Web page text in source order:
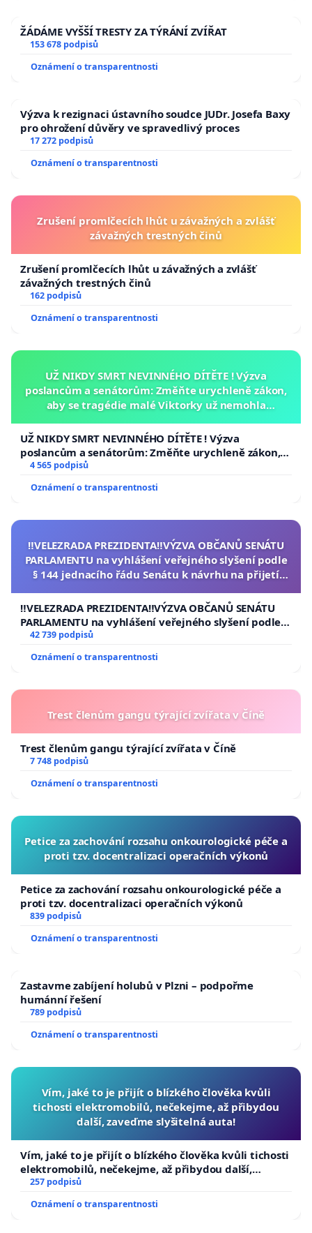
ŽÁDÁME VYŠŠÍ TRESTY ZA TÝRÁNÍ ZVÍŘAT
153 678 podpisů
Oznámení o transparentnosti
Výzva k rezignaci ústavního soudce JUDr. Josefa Baxy
pro ohrožení důvěry ve spravedlivý proces
17 272 podpisů
Oznámení o transparentnosti
Zrušení promlčecích lhůt u závažných a zvlášť
závažných trestných činů
Zrušení promlčecích lhůt u závažných a zvlášť
závažných trestných činů
162 podpisů
Oznámení o transparentnosti
UŽ NIKDY SMRT NEVINNÉHO DÍTĚTE ! Výzva
poslancům a senátorům: Změňte urychleně zákon,
aby se tragédie malé Viktorky už nemohla
UŽ NIKDY SMRT NEVINNÉHO DÍTĚTE ! Výzva
poslancům a senátorům: Změňte urychleně zákon,
aby se tragédie malé Viktorky už nemohla opakovat!
4 565 podpisů
Oznámení o transparentnosti
‼️VELEZRADA PREZIDENTA‼️VÝZVA OBČANŮ SENÁTU
PARLAMENTU na vyhlášení veřejného slyšení podle
§ 144 jednacího řádu Senátu k návrhu na přijetí
republiky
‼️VELEZRADA PREZIDENTA‼️VÝZVA OBČANŮ SENÁTU
PARLAMENTU na vyhlášení veřejného slyšení podle §
144 jednacího řádu Senátu k návrhu na přijetí
usnesení k podání ústavní žaloby na prezidenta
republiky
42 739 podpisů
Oznámení o transparentnosti
Trest členům gangu týrající zvířata v Číně
Trest členům gangu týrající zvířata v Číně
7 748 podpisů
Oznámení o transparentnosti
Petice za zachování rozsahu onkourologické péče a
proti tzv. docentralizaci operačních výkonů
Petice za zachování rozsahu onkourologické péče a
proti tzv. docentralizaci operačních výkonů
839 podpisů
Oznámení o transparentnosti
Zastavme zabíjení holubů v Plzni – podpořme
humánní řešení
789 podpisů
Oznámení o transparentnosti
Vím, jaké to je přijít o blízkého člověka kvůli
tichosti elektromobilů, nečekejme, až přibydou
další, zaveďme slyšitelná auta!
Vím, jaké to je přijít o blízkého člověka kvůli tichosti
elektromobilů, nečekejme, až přibydou další,
zaveďme slyšitelná auta!
257 podpisů
Oznámení o transparentnosti